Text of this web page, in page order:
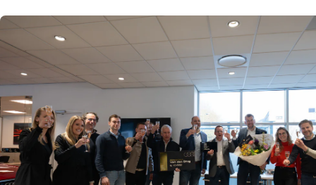
Zakelijke lease
Zakelijk
Garantie
Verzekering
Configurator
Afleverinformatie
Onderhoud
Airco
Navigatie update
Sterretje in voorruit
Reparatie & storing
Service
Connect app
Over the air updates
Accessoires
Schadeherstel
Vervangend vervoer
Pechhulp
Online Check-in
Key&Go
Over ons
Nieuws